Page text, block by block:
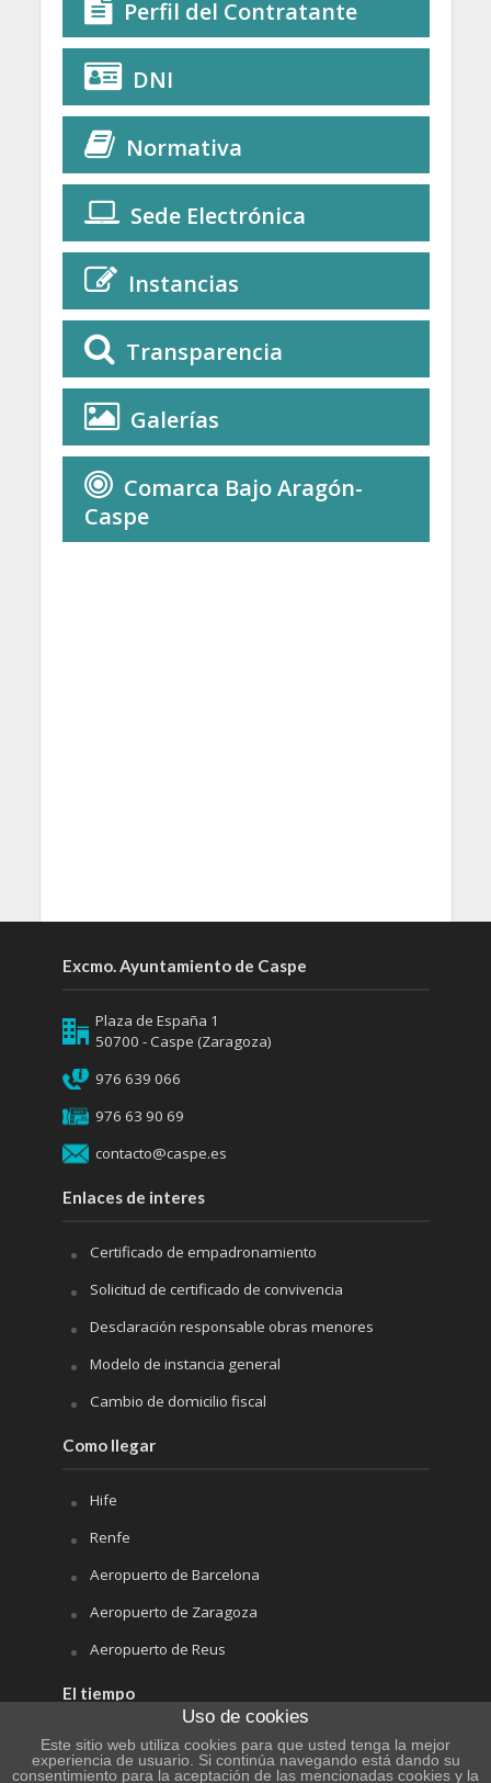
Perfil del Contratante
DNI
Normativa
Sede Electrónica
Instancias
Transparencia
Galerías
Comarca Bajo Aragón-
Caspe
Excmo. Ayuntamiento de Caspe
Plaza de España 1
50700 - Caspe (Zaragoza)
976 639 066
976 63 90 69
contacto@caspe.es
Enlaces de interes
Certificado de empadronamiento
Solicitud de certificado de convivencia
Desclaración responsable obras menores
Modelo de instancia general
Cambio de domicilio fiscal
Como llegar
Hife
Renfe
Aeropuerto de Barcelona
Aeropuerto de Zaragoza
Aeropuerto de Reus
El tiempo
Uso de cookies
Este sitio web utiliza cookies para que usted tenga la mejor
experiencia de usuario. Si continúa navegando está dando su
consentimiento para la aceptación de las mencionadas cookies y la